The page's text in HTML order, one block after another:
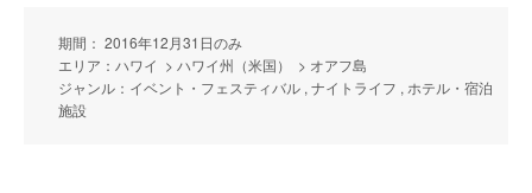
期間： 2016年12月31日のみ
エリア：ハワイ > ハワイ州（米国） > オアフ島
ジャンル：イベント・フェスティバル , ナイトライフ , ホテル・宿泊
施設